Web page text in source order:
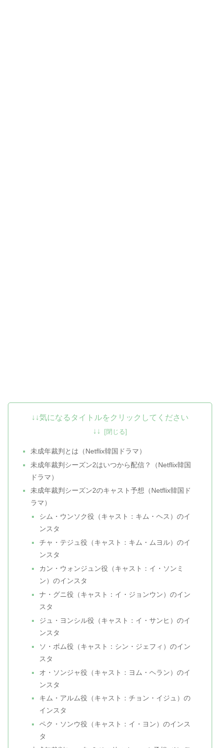
↓↓気になるタイトルをクリックしてください
↓↓
未成年裁判とは（Netflix韓国ドラマ）
未成年裁判シーズン2はいつから配信？（Netflix韓国
ドラマ）
未成年裁判シーズン2のキャスト予想（Netflix韓国ド
ラマ）
シム・ウンソク役（キャスト：キム・ヘス）のイ
ンスタ
チャ・テジュ役（キャスト：キム・ムヨル）のイ
ンスタ
カン・ウォンジュン役（キャスト：イ・ソンミ
ン）のインスタ
ナ・グニ役（キャスト：イ・ジョンウン）のイン
スタ
ジュ・ヨンシル役（キャスト：イ・サンヒ）のイ
ンスタ
ソ・ボム役（キャスト：シン・ジェフィ）のイン
スタ
オ・ソンジャ役（キャスト：ヨム・ヘラン）のイ
ンスタ
キム・アルム役（キャスト：チョン・イジュ）の
インスタ
ペク・ソンウ役（キャスト：イ・ヨン）のインス
タ